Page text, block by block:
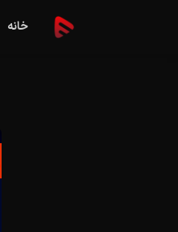
خانه